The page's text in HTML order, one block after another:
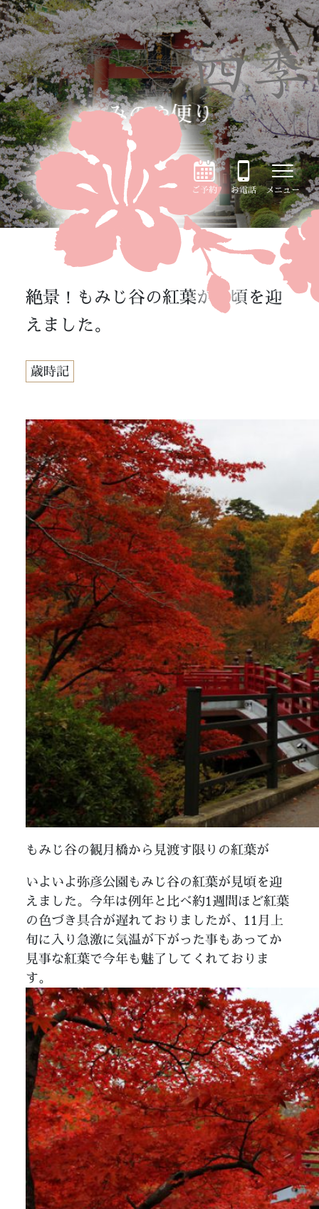
ご予約 お電話 メニュー
みのや便り
絶景！もみじ谷の紅葉が見頃を迎
えました。
歳時記
もみじ谷の観月橋から見渡す限りの紅葉が
いよいよ弥彦公園もみじ谷の紅葉が見頃を迎
えました。今年は例年と比べ約1週間ほど紅葉
の色づき具合が遅れておりましたが、11月上
旬に入り急激に気温が下がった事もあってか
見事な紅葉で今年も魅了してくれておりま
す。